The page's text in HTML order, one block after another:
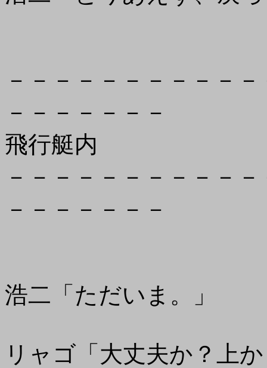
－－－－－－－－－－
－－－－－－－
飛行艇内
－－－－－－－－－－
－－－－－－－
浩二「ただいま。」
リャゴ「大丈夫か？上